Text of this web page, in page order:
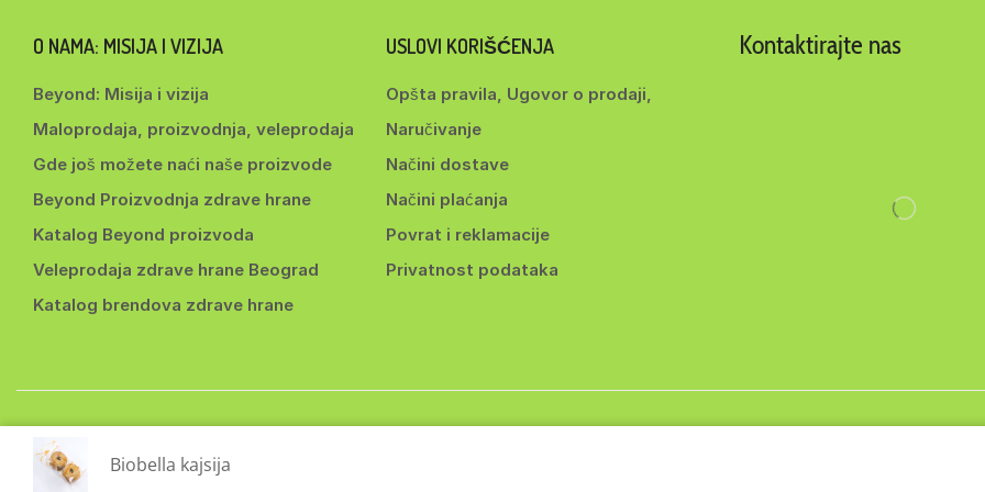
O NAMA: MISIJA I VIZIJA
Beyond: Misija i vizija
Maloprodaja, proizvodnja, veleprodaja
Gde još možete naći naše proizvode
Beyond Proizvodnja zdrave hrane
Katalog Beyond proizvoda
Veleprodaja zdrave hrane Beograd
Katalog brendova zdrave hrane
USLOVI KORIŠĆENJA
Opšta pravila, Ugovor o prodaji,
Naručivanje
Načini dostave
Načini plaćanja
Povrat i reklamacije
Privatnost podataka
Kontaktirajte nas
Biobella kajsija